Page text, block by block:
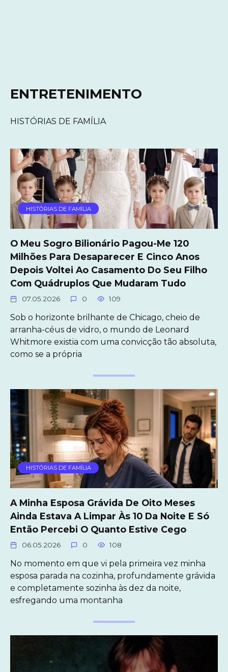
ENTRETENIMENTO
HISTÓRIAS DE FAMÍLIA
HISTÓRIAS DE FAMÍLIA
O Meu Sogro Bilionário Pagou-Me 120
Milhões Para Desaparecer E Cinco Anos
Depois Voltei Ao Casamento Do Seu Filho
Com Quádruplos Que Mudaram Tudo
07.05.2026 0 109
Sob o horizonte brilhante de Chicago, cheio de
arranha-céus de vidro, o mundo de Leonard
Whitmore existia com uma convicção tão absoluta,
como se a própria
HISTÓRIAS DE FAMÍLIA
A Minha Esposa Grávida De Oito Meses
Ainda Estava A Limpar Às 10 Da Noite E Só
Então Percebi O Quanto Estive Cego
06.05.2026 0 108
No momento em que vi pela primeira vez minha
esposa parada na cozinha, profundamente grávida
e completamente sozinha às dez da noite,
esfregando uma montanha